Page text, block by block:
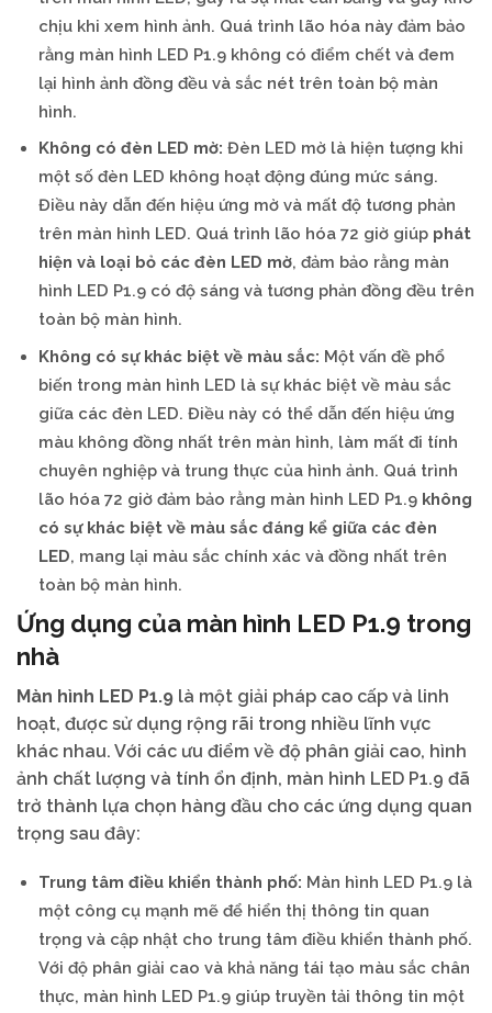
chịu khi xem hình ảnh. Quá trình lão hóa này đảm bảo
rằng màn hình LED P1.9 không có điểm chết và đem
lại hình ảnh đồng đều và sắc nét trên toàn bộ màn
hình.
Không có đèn LED mờ: Đèn LED mờ là hiện tượng khi
một số đèn LED không hoạt động đúng mức sáng.
Điều này dẫn đến hiệu ứng mờ và mất độ tương phản
trên màn hình LED. Quá trình lão hóa 72 giờ giúp phát
hiện và loại bỏ các đèn LED mờ, đảm bảo rằng màn
hình LED P1.9 có độ sáng và tương phản đồng đều trên
toàn bộ màn hình.
Không có sự khác biệt về màu sắc: Một vấn đề phổ
biến trong màn hình LED là sự khác biệt về màu sắc
giữa các đèn LED. Điều này có thể dẫn đến hiệu ứng
màu không đồng nhất trên màn hình, làm mất đi tính
chuyên nghiệp và trung thực của hình ảnh. Quá trình
lão hóa 72 giờ đảm bảo rằng màn hình LED P1.9 không
có sự khác biệt về màu sắc đáng kể giữa các đèn
LED, mang lại màu sắc chính xác và đồng nhất trên
toàn bộ màn hình.
Ứng dụng của màn hình LED P1.9 trong
nhà
Màn hình LED P1.9 là một giải pháp cao cấp và linh
hoạt, được sử dụng rộng rãi trong nhiều lĩnh vực
khác nhau. Với các ưu điểm về độ phân giải cao, hình
ảnh chất lượng và tính ổn định, màn hình LED P1.9 đã
trở thành lựa chọn hàng đầu cho các ứng dụng quan
trọng sau đây:
Trung tâm điều khiển thành phố: Màn hình LED P1.9 là
một công cụ mạnh mẽ để hiển thị thông tin quan
trọng và cập nhật cho trung tâm điều khiển thành phố.
Với độ phân giải cao và khả năng tái tạo màu sắc chân
thực, màn hình LED P1.9 giúp truyền tải thông tin một